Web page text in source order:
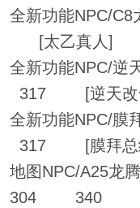
全新功能NPC/
[太乙真人]
全新功能
317 [逆天改
全新功能
317 [膜拜总
地图NPC/
304 340 龍